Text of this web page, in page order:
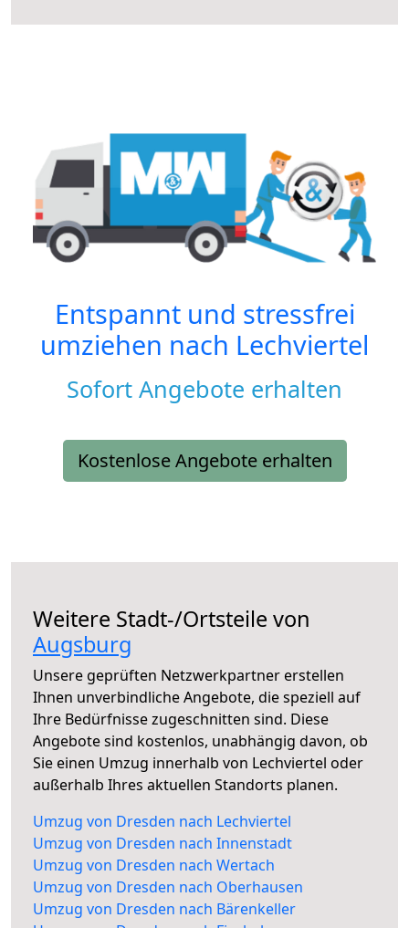
Entspannt und stressfrei
umziehen nach Lechviertel
Sofort Angebote erhalten
Kostenlose Angebote erhalten
Weitere Stadt-/Ortsteile von
Augsburg
Unsere geprüften Netzwerkpartner erstellen
Ihnen unverbindliche Angebote, die speziell auf
Ihre Bedürfnisse zugeschnitten sind. Diese
Angebote sind kostenlos, unabhängig davon, ob
Sie einen Umzug innerhalb von Lechviertel oder
außerhalb Ihres aktuellen Standorts planen.
Umzug von Dresden nach Lechviertel
Umzug von Dresden nach Innenstadt
Umzug von Dresden nach Wertach
Umzug von Dresden nach Oberhausen
Umzug von Dresden nach Bärenkeller